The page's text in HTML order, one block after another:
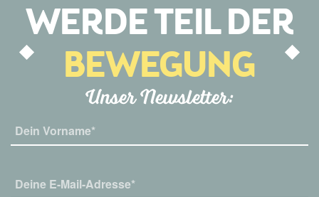
WERDE TEIL DER
BEWEGUNG
Unser Newsletter: